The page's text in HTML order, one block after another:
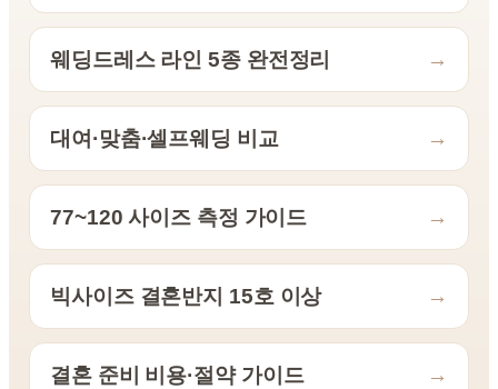
웨딩드레스 라인 5종 완전정리 →
대여·맞춤·셀프웨딩 비교 →
77~120 사이즈 측정 가이드 →
빅사이즈 결혼반지 15호 이상 →
결혼 준비 비용·절약 가이드 →